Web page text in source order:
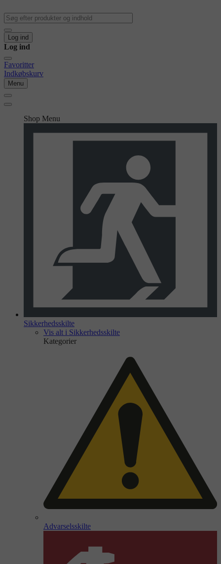
Log ind
Log ind
Favoritter
Indkøbskurv
Menu
Shop Menu
Sikkerhedsskilte
Vis alt i Sikkerhedsskilte
Kategorier
Advarselsskilte